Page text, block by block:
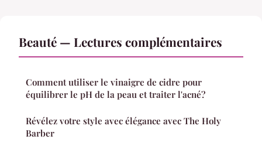
Beauté — Lectures complémentaires
Comment utiliser le vinaigre de cidre pour
équilibrer le pH de la peau et traiter l'acné?
Révélez votre style avec élégance avec The Holy
Barber